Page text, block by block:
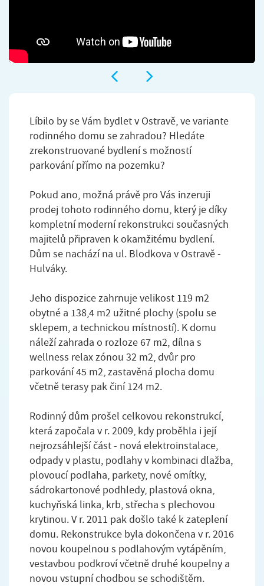
Líbilo by se Vám bydlet v Ostravě, ve variante
rodinného domu se zahradou? Hledáte
zrekonstruované bydlení s možností
parkování přímo na pozemku?
Pokud ano, možná právě pro Vás inzeruji
prodej tohoto rodinného domu, který je díky
kompletní moderní rekonstrukci současných
majitelů připraven k okamžitému bydlení.
Dům se nachází na ul. Blodkova v Ostravě -
Hulváky.
Jeho dispozice zahrnuje velikost 119 m2
obytné a 138,4 m2 užitné plochy (spolu se
sklepem, a technickou místností). K domu
náleží zahrada o rozloze 67 m2, dílna s
wellness relax zónou 32 m2, dvůr pro
parkování 45 m2, zastavěná plocha domu
včetně terasy pak činí 124 m2.
Rodinný dům prošel celkovou rekonstrukcí,
která započala v r. 2009, kdy proběhla i její
nejrozsáhlejší část - nová elektroinstalace,
odpady v plastu, podlahy v kombinaci dlažba,
plovoucí podlaha, parkety, nové omítky,
sádrokartonové podhledy, plastová okna,
kuchyňská linka, krb, střecha s plechovou
krytinou. V r. 2011 pak došlo také k zateplení
domu. Rekonstrukce byla dokončena v r. 2016
novou koupelnou s podlahovým vytápěním,
vestavbou podkroví včetně druhé koupelny a
novou vstupní chodbou se schodištěm.